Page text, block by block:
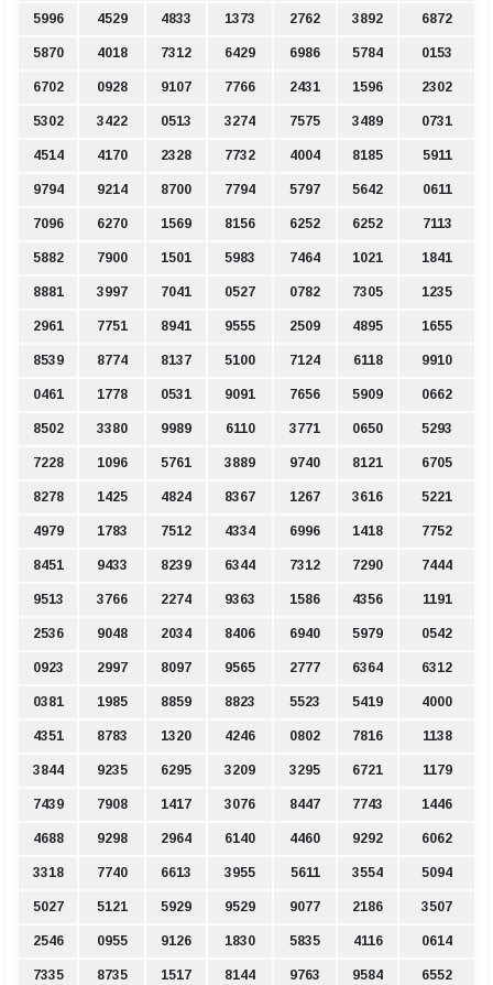
5996 4529 4833 1373 2762 3892 6872
5870 4018 7312 6429 6986 5784 0153
6702 0928 9107 7766 2431 1596 2302
5302 3422 0513 3274 7575 3489 0731
4514 4170 2328 7732 4004 8185 5911
9794 9214 8700 7794 5797 5642 0611
7096 6270 1569 8156 6252 6252 7113
5882 7900 1501 5983 7464 1021 1841
8881 3997 7041 0527 0782 7305 1235
2961 7751 8941 9555 2509 4895 1655
8539 8774 8137 5100 7124 6118 9910
0461 1778 0531 9091 7656 5909 0662
8502 3380 9989 6110 3771 0650 5293
7228 1096 5761 3889 9740 8121 6705
8278 1425 4824 8367 1267 3616 5221
4979 1783 7512 4334 6996 1418 7752
8451 9433 8239 6344 7312 7290 7444
9513 3766 2274 9363 1586 4356 1191
2536 9048 2034 8406 6940 5979 0542
0923 2997 8097 9565 2777 6364 6312
0381 1985 8859 8823 5523 5419 4000
4351 8783 1320 4246 0802 7816 1138
3844 9235 6295 3209 3295 6721 1179
7439 7908 1417 3076 8447 7743 1446
4688 9298 2964 6140 4460 9292 6062
3318 7740 6613 3955 5611 3554 5094
5027 5121 5929 9529 9077 2186 3507
2546 0955 9126 1830 5835 4116 0614
7335 8735 1517 8144 9763 9584 6552